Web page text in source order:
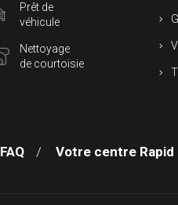
Prêt de
véhicule
Nettoyage
de courtoisie
FAQ Votre centre